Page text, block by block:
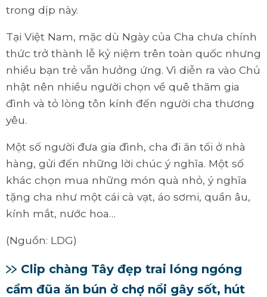
trong dịp này.
Tại Việt Nam, mặc dù Ngày của Cha chưa chính
thức trở thành lễ kỷ niệm trên toàn quốc nhưng
nhiều bạn trẻ vẫn hưởng ứng. Vì diễn ra vào Chủ
nhật nên nhiều người chọn về quê thăm gia
đình và tỏ lòng tôn kính đến người cha thương
yêu.
Một số người đưa gia đình, cha đi ăn tối ở nhà
hàng, gửi đến những lời chúc ý nghĩa. Một số
khác chọn mua những món quà nhỏ, ý nghĩa
tặng cha như một cái cà vạt, áo sơmi, quần âu,
kính mắt, nước hoa…
(Nguồn: LDG)
Clip chàng Tây đẹp trai lóng ngóng
cầm đũa ăn bún ở chợ nổi gây sốt, hút